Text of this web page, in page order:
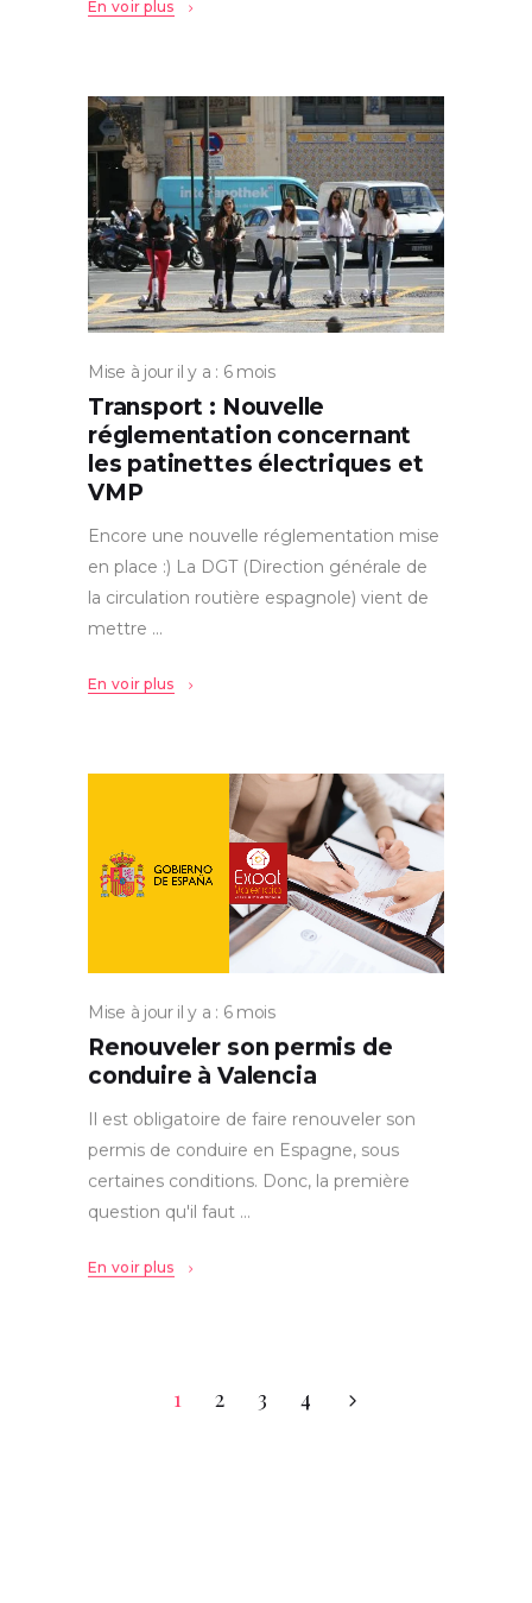
En voir plus
Mise à jour il y a : 6 mois
Transport : Nouvelle
réglementation concernant
les patinettes électriques et
VMP
Encore une nouvelle réglementation mise
en place :) La DGT (Direction générale de
la circulation routière espagnole) vient de
mettre
En voir plus
Mise à jour il y a : 6 mois
Renouveler son permis de
conduire à Valencia
Il est obligatoire de faire renouveler son
permis de conduire en Espagne, sous
certaines conditions. Donc, la première
question qu'il faut
En voir plus
1 2 3 4